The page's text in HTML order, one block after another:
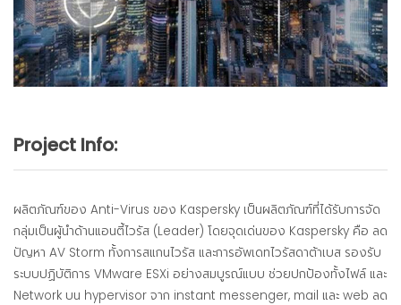
Project Info:
ผลิตภัณฑ์ของ Anti-Virus ของ Kaspersky เป็นผลิตภัณฑ์ที่ได้รับการจัด
กลุ่มเป็นผู้นำด้านแอนตี้ไวรัส (Leader) โดยจุดเด่นของ Kaspersky คือ ลด
ปัญหา AV Storm ทั้งการสแกนไวรัส และการอัพเดทไวรัสดาต้าเบส รองรับ
ระบบปฏิบัติการ VMware ESXi อย่างสมบูรณ์แบบ ช่วยปกป้องทั้งไฟล์ และ
Network บน hypervisor จาก instant messenger, mail และ web ลด